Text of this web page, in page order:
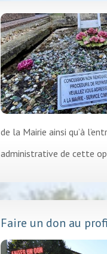
de la Mairie ainsi qu’à
administrative de cette
Faire un don au